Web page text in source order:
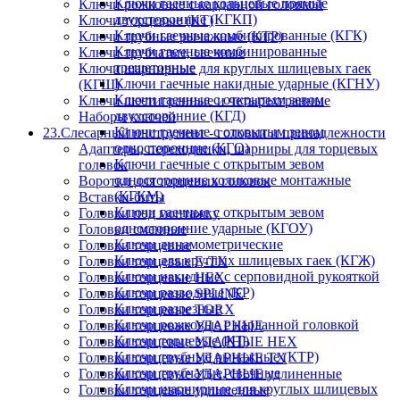
Ключи рожковые с карданной головкой
Ключи торцевые (КТ)
Ключи трубные рычажные (КТР)
Ключи трубчатые, свечные
Ключи шарнирные для круглых шлицевых гаек
(КГШ)
Ключи шестигранные и четырехгранные
Наборы ключей
23.Слесарный инструмент - головки и принадлежности
Адаптеры, переходники, шарниры для торцевых
головок
Воротки для торцевых головок
Вставки-биты
Головки под монтажку
Головки сменные
Головки торцевые
Головки торцевые E-TX
Головки торцевые HEX
Головки торцевые SPLINE
Головки торцевые TORX
Головки торцевые УДАРНЫЕ
Головки торцевые УДАРНЫЕ HEX
Головки торцевые УДАРНЫЕ TX
Головки торцевые УДАРНЫЕ удлиненные
Головки торцевые удлиненные
Ключи гаечные кольцевые прямые
двухсторонние (КГКП)
Ключи гаечные комбинированные (КГК)
Ключи гаечные комбинированные
трещеточные
Ключи гаечные накидные ударные (КГНУ)
Ключи гаечные с открытым зевом
двухсторонние (КГД)
Ключи гаечные с открытым зевом
односторонние (КГО)
Ключи гаечные с открытым зевом
односторонние коликовые монтажные
(КГКМ)
Ключи гаечные с открытым зевом
односторонние ударные (КГОУ)
Ключи динамометрические
Ключи для круглых шлицевых гаек (КГЖ)
Ключи накидные с серповидной рукояткой
Ключи разводные (КР)
Ключи разрезные
Ключи рожковые с карданной головкой
Ключи торцевые (КТ)
Ключи трубные рычажные (КТР)
Ключи трубчатые, свечные
Ключи шарнирные для круглых шлицевых